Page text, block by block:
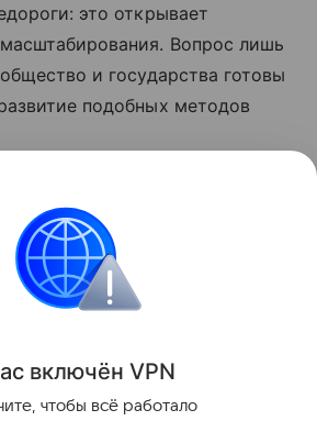
это открывает
Вопрос лишь
и государства готовы
подобных методов
в 16 раз быстрее, чем в
включён VPN
чтобы всё работало